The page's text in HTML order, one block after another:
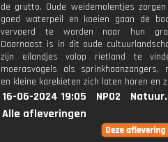
de grutto. Oude weidemolentjes
goed waterpeil en koeien gaan de
vervoerd te worden naar hun
Daarnaast is in dit oude
zijn eilandjes volop rietland te
moerasvogels als sprinkhaanzangers,
en kleine karekieten zich laten horen en
16-06-2024 19:05 NPO2
Alle afleveringen